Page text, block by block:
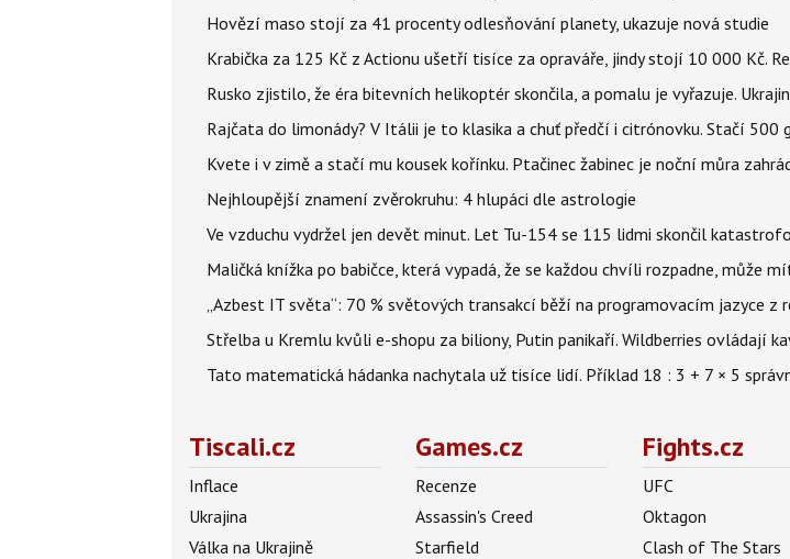
Hovězí maso stojí za 41 procenty odlesňování planety, ukazuje nová studie
Krabička za 125 Kč z Actionu ušetří tisíce za opraváře, jindy stojí 10 000 Kč.
Rusko zjistilo, že éra bitevních helikoptér skončila, a pomalu je vyřazuje.
Rajčata do limonády? V Itálii je to klasika a chuť předčí i citrónovku. Stačí 500
Kvete i v zimě a stačí mu kousek kořínku. Ptačinec žabinec je noční můra
Nejhloupější znamení zvěrokruhu: 4 hlupáci dle astrologie
Ve vzduchu vydržel jen devět minut. Let Tu-154 se 115 lidmi skončil
Maličká knížka po babičce, která vypadá, že se každou chvíli rozpadne, může
„Azbest IT světa“: 70 % světových transakcí běží na programovacím jazyce z
Střelba u Kremlu kvůli e-shopu za biliony, Putin panikaří. Wildberries ovládají
Tato matematická hádanka nachytala už tisíce lidí. Příklad 18 : 3 + 7 × 5
Tiscali.cz
Inflace
Ukrajina
Válka na Ukrajině
Games.cz
Recenze
Assassin's Creed
Starfield
Fights.cz
UFC
Oktagon
Clash of The Stars